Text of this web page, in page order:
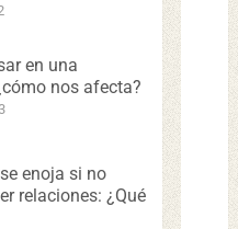
en una
nos afecta?
enoja si no
relaciones: ¿Qué